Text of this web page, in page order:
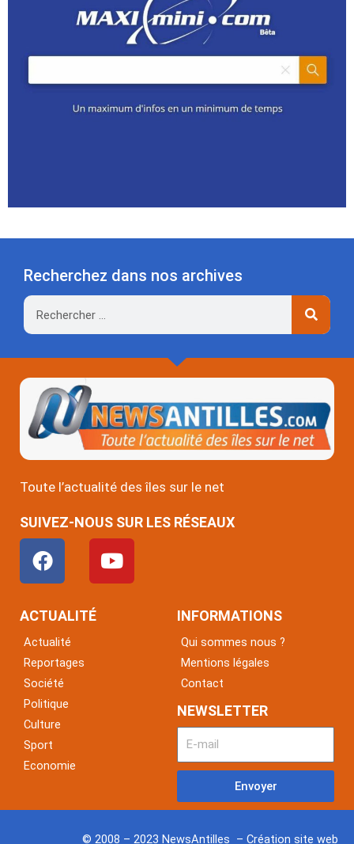
Recherchez dans nos archives
Rechercher
Toute l’actualité des îles sur le net
SUIVEZ-NOUS SUR LES RÉSEAUX
F
a
c
e
o
o
k
Y
o
u
ACTUALITÉ
Actualité
Reportages
Société
Politique
Culture
Sport
Economie
INFORMATIONS
Qui sommes nous ?
Mentions légales
Contact
NEWSLETTER
Envoyer
© 2008 – 2023 NewsAntilles – Création site web